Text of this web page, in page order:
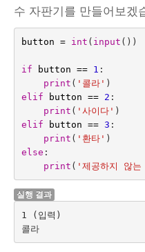
수 자판기를 만들어보겠
button = int ( input ())
if button == 1 :
print ( '콜라' )
elif
button == 2 :
print ( '사이다' )
elif
button == 3 :
print ( '환타' )
else :
print ( '제공하지 않
실행 결과
1 (입력)
콜라